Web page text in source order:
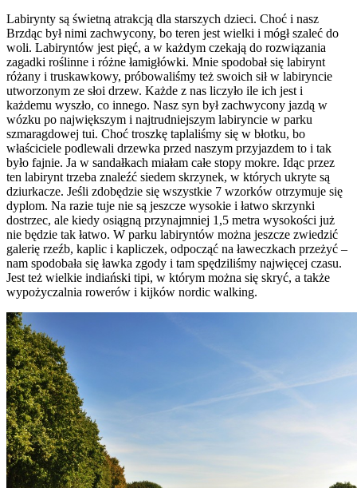
Labirynty są świetną atrakcją dla starszych dzieci. Choć i nasz
Brzdąc był nimi zachwycony, bo teren jest wielki i mógł szaleć do
woli. Labiryntów jest pięć, a w każdym czekają do rozwiązania
zagadki roślinne i różne łamigłówki. Mnie spodobał się labirynt
różany i truskawkowy, próbowaliśmy też swoich sił w labiryncie
utworzonym ze słoi drzew. Każde z nas liczyło ile ich jest i
każdemu wyszło, co innego. Nasz syn był zachwycony jazdą w
wózku po największym i najtrudniejszym labiryncie w parku
szmaragdowej tui. Choć troszkę taplaliśmy się w błotku, bo
właściciele podlewali drzewka przed naszym przyjazdem to i tak
było fajnie. Ja w sandałkach miałam całe stopy mokre. Idąc przez
ten labirynt trzeba znaleźć siedem skrzynek, w których ukryte są
dziurkacze. Jeśli zdobędzie się wszystkie 7 wzorków otrzymuje się
dyplom. Na razie tuje nie są jeszcze wysokie i łatwo skrzynki
dostrzec, ale kiedy osiągną przynajmniej 1,5 metra wysokości już
nie będzie tak łatwo. W parku labiryntów można jeszcze zwiedzić
galerię rzeźb, kaplic i kapliczek, odpocząć na ławeczkach przeżyć –
nam spodobała się ławka zgody i tam spędziliśmy najwięcej czasu.
Jest też wielkie indiański tipi, w którym można się skryć, a także
wypożyczalnia rowerów i kijków nordic walking.